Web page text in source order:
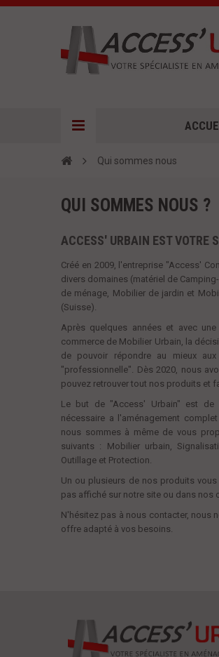
Qui sommes nous
QUI SOMMES NOUS ?
ACCESS' URBAIN EST VOTRE
Créé en 2009, l'entreprise "Access'
divers domaines (matériel de
de ménage, Mobilier de jardin et
(Suisse).
Après quelques années et avec
commerce de Mobilier Urbain, la
de pouvoir répondre au mieux
"professionnelle". Dès 2020, nous
pouvez retrouver tout nos produits et
Le but de "Access' Urbain" est de
nécessaire a l'aménagement
nous sommes à même de vous
suivants : Mobilier urbain,
Outillage et Protection.
Un ou plusieurs de nos produits
pas affiché sur notre site ou dans nos
N'hésitez pas à nous contacter, nous
offre adapté à vos besoins.